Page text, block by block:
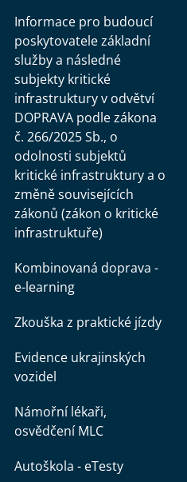
Informace pro budoucí
poskytovatele základní
služby a následné
subjekty kritické
infrastruktury v odvětví
DOPRAVA podle zákona
č. 266/2025 Sb., o
odolnosti subjektů
kritické infrastruktury a o
změně souvisejících
zákonů (zákon o kritické
infrastruktuře)
Kombinovaná doprava -
e-learning
Zkouška z praktické jízdy
Evidence ukrajinských
vozidel
Námořní lékaři,
osvědčení MLC
Autoškola - eTesty